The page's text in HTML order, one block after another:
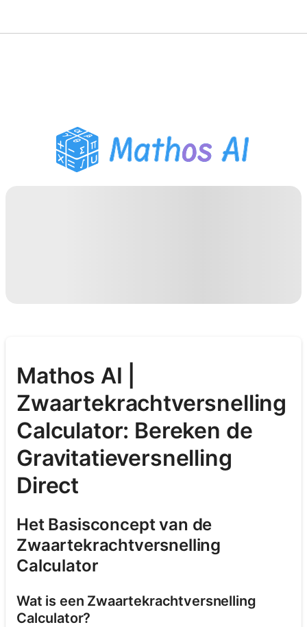
PDF Huiswerk Helper
Studietools
Mathos AI |
Zwaartekrachtversnelling
Calculator: Bereken de
Gravitatieversnelling
Direct
Het Basisconcept van de
Zwaartekrachtversnelling
Calculator
Wat is een Zwaartekrachtversnelling
Calculator?